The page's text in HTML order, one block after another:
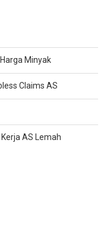
Minyak
Claims AS
AS Lemah